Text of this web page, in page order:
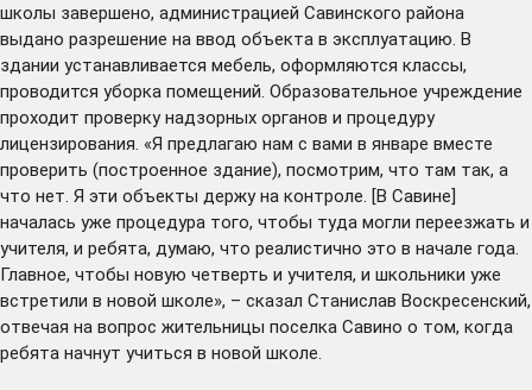
школы завершено, администрацией Савинского района
выдано разрешение на ввод объекта в эксплуатацию. В
здании устанавливается мебель, оформляются классы,
проводится уборка помещений. Образовательное учреждение
проходит проверку надзорных органов и процедуру
лицензирования. «Я предлагаю нам с вами в январе вместе
проверить (построенное здание), посмотрим, что там так, а
что нет. Я эти объекты держу на контроле. [В Савине]
началась уже процедура того, чтобы туда могли переезжать и
учителя, и ребята, думаю, что реалистично это в начале года.
Главное, чтобы новую четверть и учителя, и школьники уже
встретили в новой школе», – сказал Станислав Воскресенский,
отвечая на вопрос жительницы поселка Савино о том, когда
ребята начнут учиться в новой школе.